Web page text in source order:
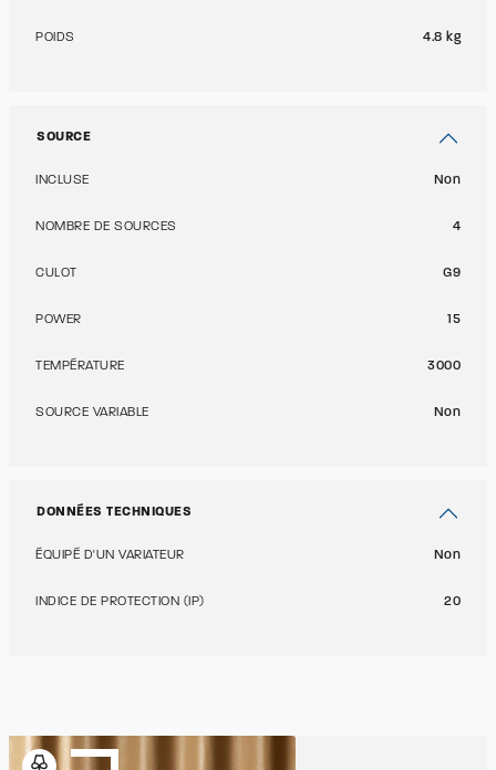
POIDS 4.8 kg
SOURCE
INCLUSE Non
NOMBRE DE SOURCES 4
CULOT G9
POWER 15
TEMPÉRATURE 3000
SOURCE VARIABLE Non
DONNÉES TECHNIQUES
ÉQUIPÉ D'UN VARIATEUR Non
INDICE DE PROTECTION (IP) 20